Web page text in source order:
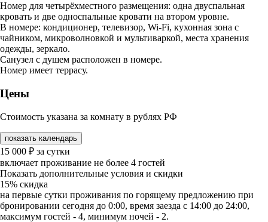
Номер для четырёхместного размещения: одна двуспальная
кровать и две односпальные кровати на втором уровне.
В номере: кондиционер, телевизор, Wi-Fi, кухонная зона с
чайником, микроволновкой и мультиваркой, места хранения
одежды, зеркало.
Санузел с душем расположен в номере.
Номер имеет террасу.
Цены
Стоимость указана за комнату в рублях РФ
показать календарь
15 000 ₽ за сутки
включает проживание не более 4 гостей
Показать дополнительные условия и скидки
15% скидка
на первые сутки проживания по горящему предложению при
бронировании сегодня до 0:00, время заезда с 14:00 до 24:00,
максимум гостей - 4, минимум ночей - 2.